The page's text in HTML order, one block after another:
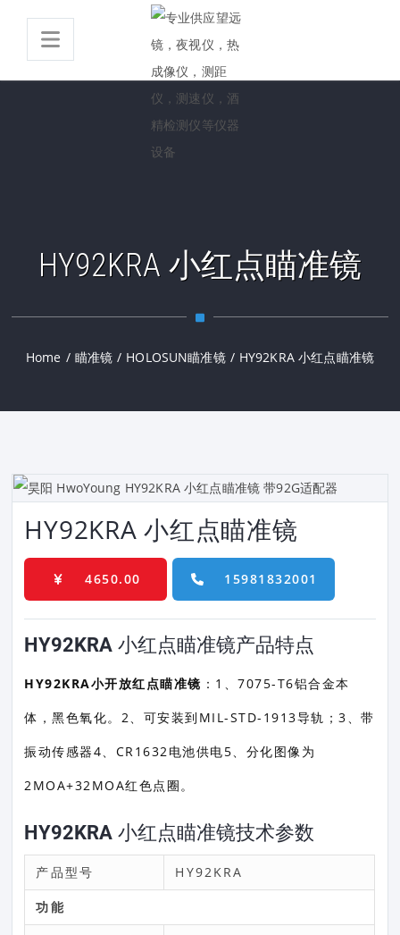
HY92KRA 小红点瞄准镜
Home / 瞄准镜 / HOLOSUN瞄准镜 / HY92KRA 小红点瞄准镜
HY92KRA 小红点瞄准镜
4650.00 15981832001
HY92KRA 小红点瞄准镜产品特点
HY92KRA小开放红点瞄准镜 ：1、7075-T6铝合金本
体，黑色氧化。2、可安装到MIL-STD-1913导轨；3、带
振动传感器4、CR1632电池供电5、分化图像为
2MOA+32MOA红色点圈。
HY92KRA 小红点瞄准镜技术参数
产品型号 HY92KRA
功能